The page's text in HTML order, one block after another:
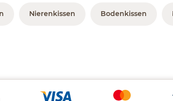
Nierenkissen Bodenkissen